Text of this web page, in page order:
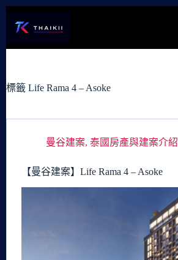
容
標籤 Life Rama 4 – Asoke
曼谷建案, 泰國房產與建案介紹
【曼谷建案】Life Rama 4 – Asoke